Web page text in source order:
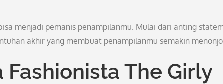
menjadi pemanis penampilanmu. Mulai dari anting
akhir yang membuat penampilanmu semakin
Fashionista The Girly